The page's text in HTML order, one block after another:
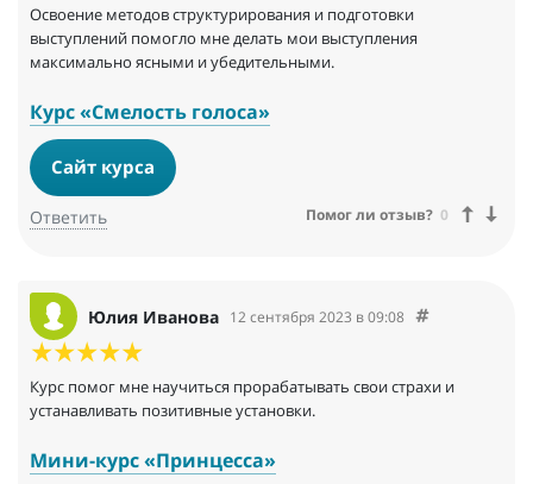
Освоение методов структурирования и подготовки
выступлений помогло мне делать мои выступления
максимально ясными и убедительными.
Курс «Смелость голоса»
Сайт курса
Ответить Помог ли отзыв? 0
Юлия Иванова 12 сентября 2023 в 09:08
Курс помог мне научиться прорабатывать свои страхи и
устанавливать позитивные установки.
Мини-курс «Принцесса»